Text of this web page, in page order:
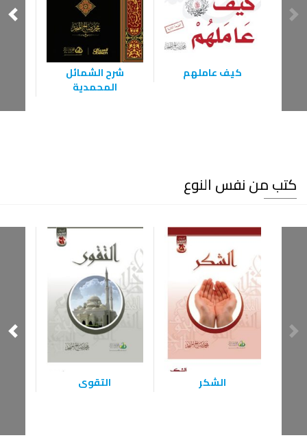
كيف عاملهم
شرح الشمائل
المحمدية
كتب من نفس النوع
الشكر التقوى